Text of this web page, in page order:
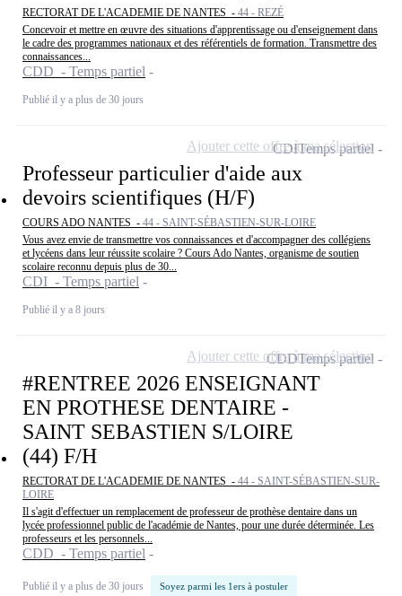
RECTORAT DE L'ACADEMIE DE NANTES - 44 - REZÉ
Concevoir et mettre en œuvre des situations d'apprentissage ou d'enseignement dans
le cadre des programmes nationaux et des référentiels de formation. Transmettre des
connaissances...
CDD - Temps partiel
Publié il y a plus de 30 jours
Professeur particulier d'aide aux
devoirs scientifiques (H/F)
COURS ADO NANTES - 44 - SAINT-SÉBASTIEN-SUR-LOIRE
Vous avez envie de transmettre vos connaissances et d'accompagner des collégiens
et lycéens dans leur réussite scolaire ? Cours Ado Nantes, organisme de soutien
scolaire reconnu depuis plus de 30...
CDI - Temps partiel
Publié il y a 8 jours
CDITemps partiel
Ajouter cette offre à ma sélection
#RENTREE 2026 ENSEIGNANT
EN PROTHESE DENTAIRE -
SAINT SEBASTIEN S/LOIRE
(44) F/H
RECTORAT DE L'ACADEMIE DE NANTES - 44 - SAINT-SÉBASTIEN-SUR-
LOIRE
Il s'agit d'effectuer un remplacement de professeur de prothèse dentaire dans un
lycée professionnel public de l'académie de Nantes, pour une durée déterminée. Les
professeurs et les personnels...
CDD - Temps partiel
Publié il y a plus de 30 jours Soyez parmi les 1ers à postuler
CDDTemps partiel
Ajouter cette offre à ma sélection